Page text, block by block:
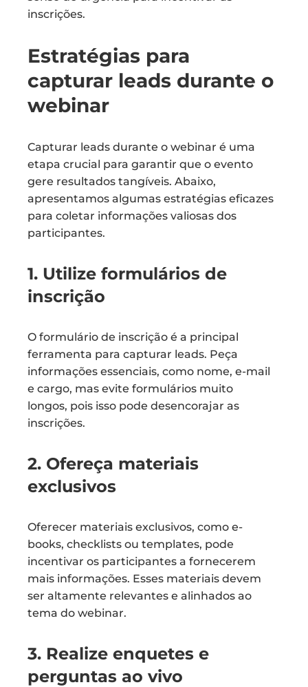
inscrições.
Estratégias para
capturar leads durante o
webinar
Capturar leads durante o webinar é uma
etapa crucial para garantir que o evento
gere resultados tangíveis. Abaixo,
apresentamos algumas estratégias eficazes
para coletar informações valiosas dos
participantes.
1. Utilize formulários de
inscrição
O formulário de inscrição é a principal
ferramenta para capturar leads. Peça
informações essenciais, como nome, e-mail
e cargo, mas evite formulários muito
longos, pois isso pode desencorajar as
inscrições.
2. Ofereça materiais
exclusivos
Oferecer materiais exclusivos, como e-
books, checklists ou templates, pode
incentivar os participantes a fornecerem
mais informações. Esses materiais devem
ser altamente relevantes e alinhados ao
tema do webinar.
3. Realize enquetes e
perguntas ao vivo